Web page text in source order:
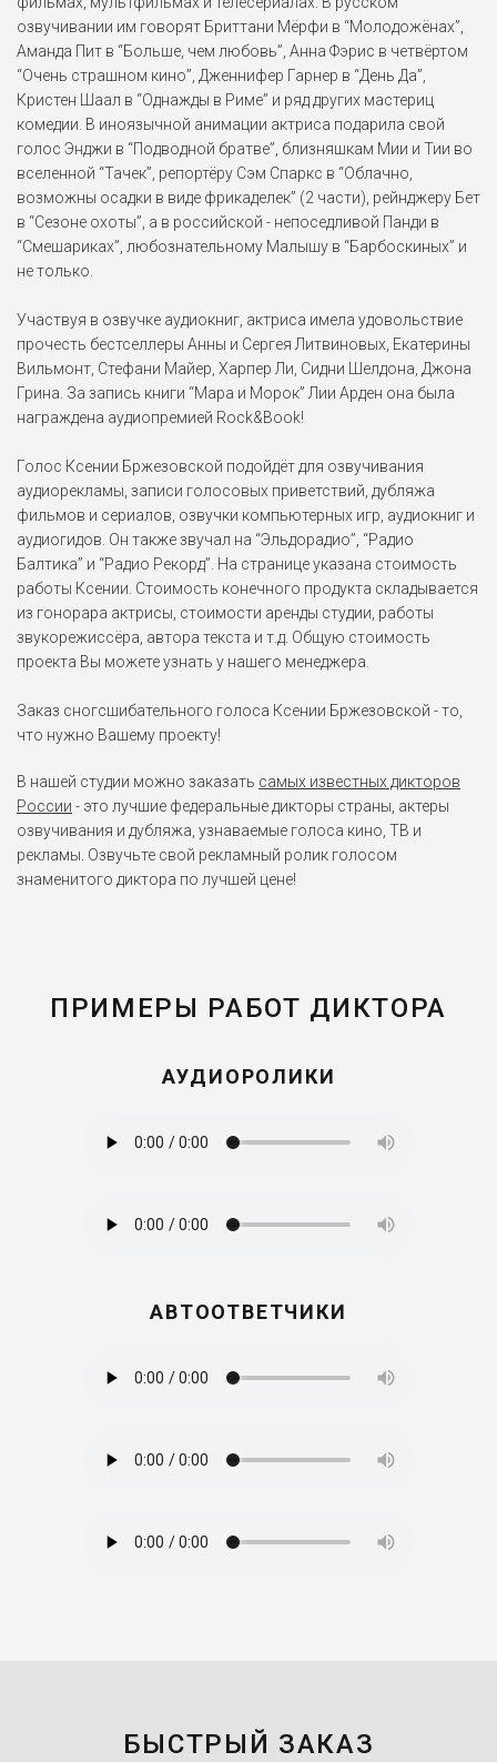
Синди Кэмпбелл
Очень страшное кино 4
(2006)
Лиска Склизка
Цыплёнок Цыпа (2005)
Иди Бритт
Отчаянные домохозяйки
Айда Гринберг
Отчаянные домохозяйки
(2004-2012)
Розали Фатч
Энджи
Подводная братва (2004)
Нюша
Смешарики (2003-2015)
Блондинка в законе 2 (2003)
Бессонница (2002)
Терри Чейни
Пункт назначения (2000)
озвучивании им говорят Бриттани Мёрфи в “Молодожёнах”,
Аманда Пит в “Больше, чем любовь”, Анна Фэрис в четвёртом
“Очень страшном кино”, Дженнифер Гарнер в “День Да”,
Кристен Шаал в “Однажды в Риме” и ряд других мастериц
комедии. В иноязычной анимации актриса подарила свой
голос Энджи в “Подводной братве”, близняшкам Мии и Тии во
вселенной “Тачек”, репортёру Сэм Спаркс в “Облачно,
возможны осадки в виде фрикаделек” (2 части), рейнджеру Бет
в “Сезоне охоты”, а в российской - непоседливой Панди в
“Смешариках”, любознательному Малышу в “Барбоскиных” и
не только.
Участвуя в озвучке аудиокниг, актриса имела удовольствие
прочесть бестселлеры Анны и Сергея Литвиновых, Екатерины
Вильмонт, Стефани Майер, Харпер Ли, Сидни Шелдона, Джона
Грина. За запись книги “Мара и Морок” Лии Арден она была
награждена аудиопремией Rock&Book!
Голос Ксении Бржезовской подойдёт для озвучивания
аудиорекламы, записи голосовых приветствий, дубляжа
фильмов и сериалов, озвучки компьютерных игр, аудиокниг и
аудиогидов. Он также звучал на “Эльдорадио”, “Радио
Балтика” и “Радио Рекорд”. На странице указана стоимость
работы Ксении. Стоимость конечного продукта складывается
из гонорара актрисы, стоимости аренды студии, работы
звукорежиссёра, автора текста и т.д. Общую стоимость
проекта Вы можете узнать у нашего менеджера.
Заказ сногсшибательного голоса Ксении Бржезовской - то,
что нужно Вашему проекту!
В нашей студии можно заказать самых известных дикторов
России - это лучшие федеральные дикторы страны, актеры
озвучивания и дубляжа, узнаваемые голоса кино, ТВ и
рекламы. Озвучьте свой рекламный ролик голосом
знаменитого диктора по лучшей цене!
ПРИМЕРЫ РАБОТ ДИКТОРА
АУДИОРОЛИКИ
АВТООТВЕТЧИКИ
БЫСТРЫЙ ЗАКАЗ